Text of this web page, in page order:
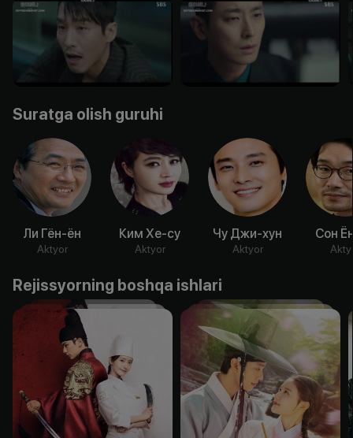
Suratga olish guruhi
Ли Гён-ён
Aktyor
Ким Хе-су
Aktyor
Чу Джи-хун
Aktyor
Сон
Rejissyorning boshqa ishlari